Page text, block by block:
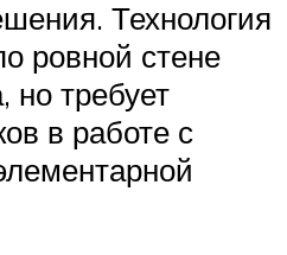
Технология
ровной стене
но требует
в работе с